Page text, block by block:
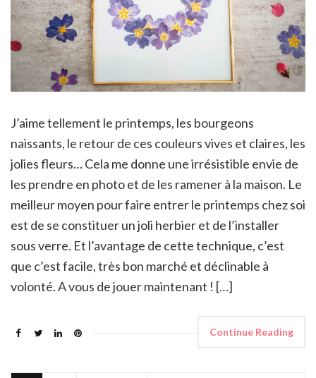
J’aime tellement le printemps, les bourgeons
naissants, le retour de ces couleurs vives et claires, les
jolies fleurs… Cela me donne une irrésistible envie de
les prendre en photo et de les ramener à la maison. Le
meilleur moyen pour faire entrer le printemps chez soi
est de se constituer un joli herbier et de l’installer
sous verre. Et l’avantage de cette technique, c’est
que c’est facile, très bon marché et déclinable à
volonté. A vous de jouer maintenant ! […]
Continue Reading